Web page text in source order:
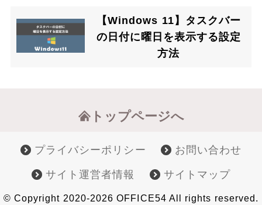
【Windows 11】タスクバー
の日付に曜日を表示する設定
方法
トップページへ
プライバシーポリシー お問い合わせ
サイト運営者情報 サイトマップ
© Copyright 2020-2026 OFFICE54 All rights reserved.